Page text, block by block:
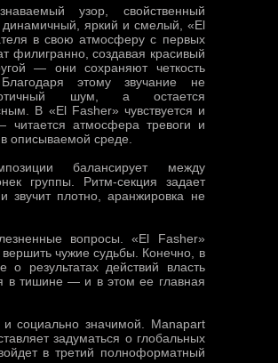
узор, свойственный
яркий и смелый, «El
в свою атмосферу с первых
филигранно, создавая красивый
— они сохраняют четкость
этому звучание не
шум, а остается
В «El Fasher» чувствуется и
читается атмосфера тревоги и
описываемой среде.
балансирует между
группы. Ритм-секция задает
звучит плотно, аранжировка не
вопросы. «El Fasher»
вершить чужие судьбы. Конечно, в
результатах действий власть
в тишине — и в этом ее главная
социально значимой. Manapart
задуматься о глобальных
в третий полноформатный